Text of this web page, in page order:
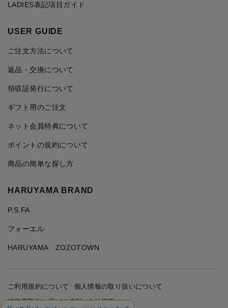
LADIES表記項目ガイド
USER GUIDE
ご注文方法について
返品・交換について
領収証発行について
ギフト用のご注文
ネット会員特典について
ポイントの規約について
商品の簡単な探し方
HARUYAMA BRAND
P.S.FA
フォーエル
HARUYAMA ZOZOTOWN
ご利用規約について
個人情報の取り扱いについて
特定商取引に基づく表記
会社概要